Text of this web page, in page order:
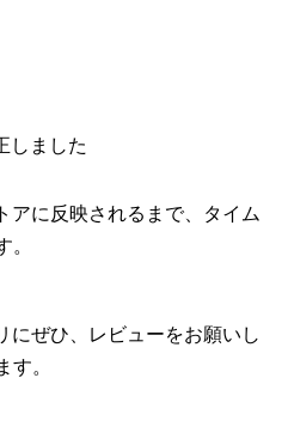
しました
アに反映されるまで、タイム
にぜひ、レビューをお願いし
。